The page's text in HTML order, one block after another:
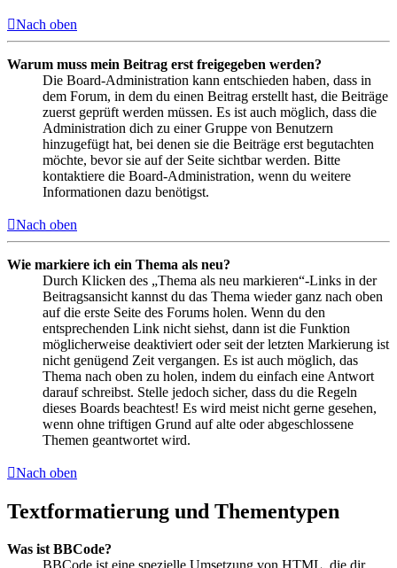
Nach oben
Warum muss mein Beitrag erst freigegeben werden?
Die Board-Administration kann entschieden haben, dass in
dem Forum, in dem du einen Beitrag erstellt hast, die Beiträge
zuerst geprüft werden müssen. Es ist auch möglich, dass die
Administration dich zu einer Gruppe von Benutzern
hinzugefügt hat, bei denen sie die Beiträge erst begutachten
möchte, bevor sie auf der Seite sichtbar werden. Bitte
kontaktiere die Board-Administration, wenn du weitere
Informationen dazu benötigst.
Nach oben
Wie markiere ich ein Thema als neu?
Durch Klicken des „Thema als neu markieren“-Links in der
Beitragsansicht kannst du das Thema wieder ganz nach oben
auf die erste Seite des Forums holen. Wenn du den
entsprechenden Link nicht siehst, dann ist die Funktion
möglicherweise deaktiviert oder seit der letzten Markierung ist
nicht genügend Zeit vergangen. Es ist auch möglich, das
Thema nach oben zu holen, indem du einfach eine Antwort
darauf schreibst. Stelle jedoch sicher, dass du die Regeln
dieses Boards beachtest! Es wird meist nicht gerne gesehen,
wenn ohne triftigen Grund auf alte oder abgeschlossene
Themen geantwortet wird.
Nach oben
Textformatierung und Thementypen
Was ist BBCode?
BBCode ist eine spezielle Umsetzung von HTML, die dir